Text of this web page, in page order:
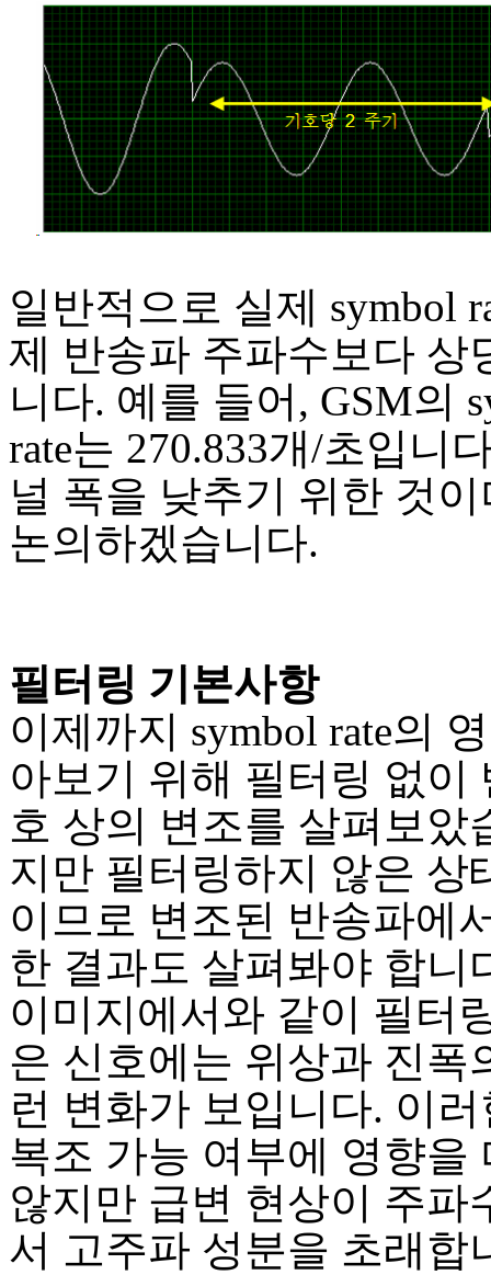
일반적으로 실제 symbol
제 반송파 주파수보다 상
니다. 예를 들어, GSM의
rate는 270.833개/초입니
널 폭을 낮추기 위한 것
논의하겠습니다.
필터링 기본사항
이제까지 symbol rate의
아보기 위해 필터링 없이
호 상의 변조를 살펴보았
지만 필터링하지 않은 상
이므로 변조된 반송파에
한 결과도 살펴봐야 합니
이미지에서와 같이 필터
은 신호에는 위상과 진폭
런 변화가 보입니다. 이
복조 가능 여부에 영향을
않지만 급변 현상이 주파
서 고주파 성분을 초래합